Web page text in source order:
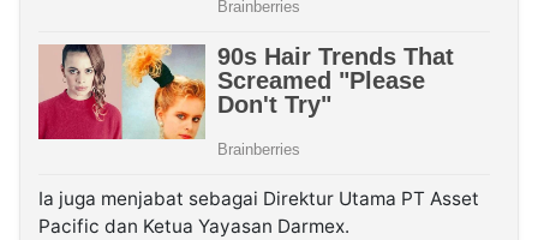
Ia juga menjabat sebagai Direktur Utama PT Asset
Pacific dan Ketua Yayasan Darmex.